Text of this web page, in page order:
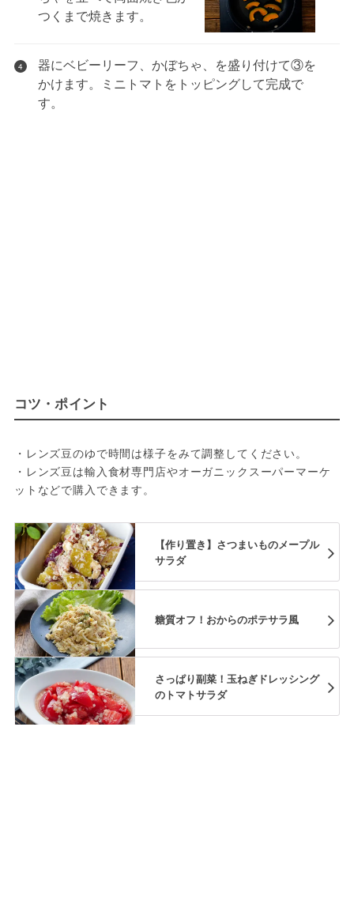
つくまで焼きます。
4
器にベビーリーフ、かぼちゃ、を盛り付けて③を
かけます。ミニトマトをトッピングして完成で
す。
コツ・ポイント
・レンズ豆のゆで時間は様子をみて調整してください。
・レンズ豆は輸入食材専門店やオーガニックスーパーマーケ
ットなどで購入できます。
【作り置き】さつまいものメープル
サラダ
糖質オフ！おからのポテサラ風
さっぱり副菜！玉ねぎドレッシング
のトマトサラダ